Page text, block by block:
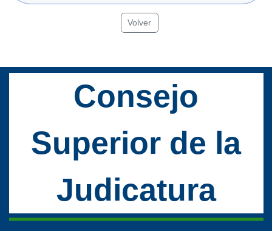
Volver
Consejo
Superior de la
Judicatura